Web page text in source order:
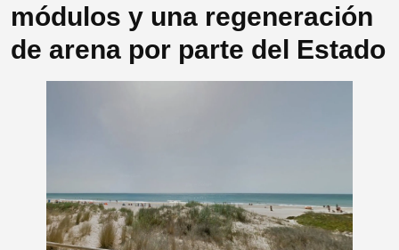
módulos y una regeneración
de arena por parte del Estado